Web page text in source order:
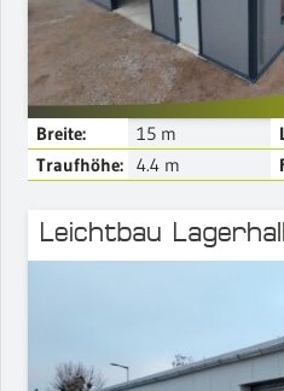
Breite: 15m
Traufhöhe:
4.4m
Leichtbau